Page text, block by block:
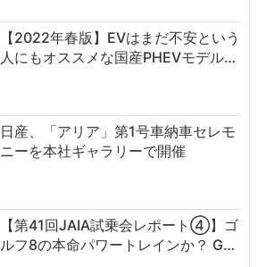
【2022年春版】EVはまだ不安という
人にもオススメな国産PHEVモデル…
日産、「アリア」第1号車納車セレモ
ニーを本社ギャラリーで開催
【第41回JAIA試乗会レポート④】ゴ
ルフ8の本命パワートレインか？ G…